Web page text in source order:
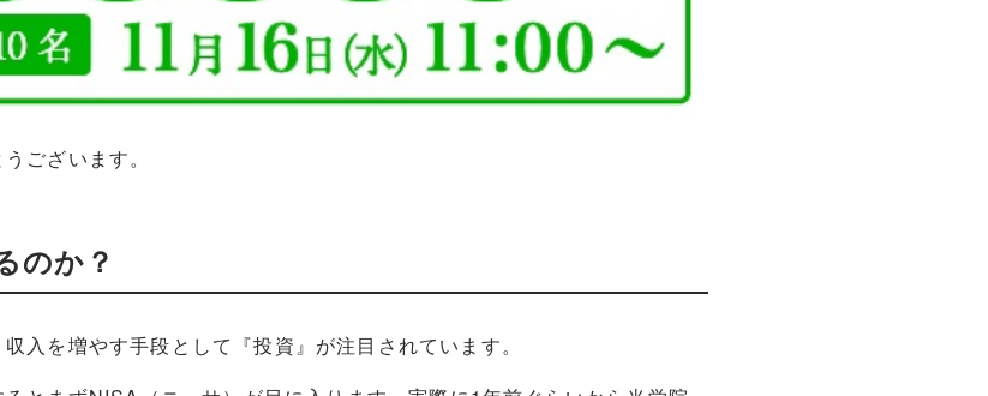
ございます。
のか？
入を増やす手段として『投資』が注目されています。